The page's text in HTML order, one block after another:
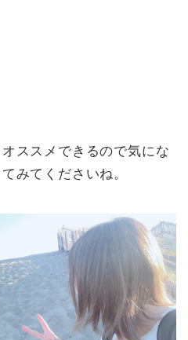
ススメできるので気にな
みてくださいね。